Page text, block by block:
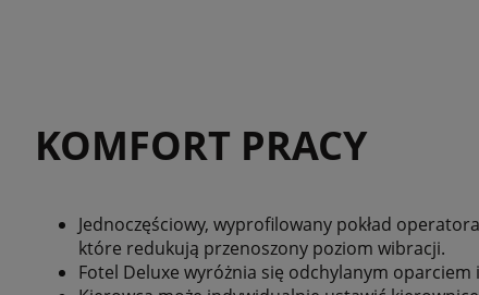
KOMFORT PRACY
Jednoczęściowy, wyprofilowany pokład
które redukują przenoszony poziom wibracji.
Fotel Deluxe wyróżnia się odchylanym